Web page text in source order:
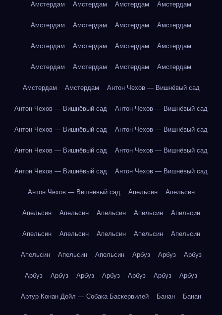
Амстердам Амстердам Амстердам Амстердам
Амстердам Амстердам Амстердам Амстердам
Амстердам Амстердам Амстердам Амстердам
Амстердам Амстердам Амстердам Амстердам
Амстердам Амстердам Антон Чехов — Вишнёвый сад
Антон Чехов — Вишнёвый сад Антон Чехов — Вишнёвый сад
Антон Чехов — Вишнёвый сад Антон Чехов — Вишнёвый сад
Антон Чехов — Вишнёвый сад Антон Чехов — Вишнёвый сад
Антон Чехов — Вишнёвый сад Антон Чехов — Вишнёвый сад
Антон Чехов — Вишнёвый сад Апельсин Апельсин
Апельсин Апельсин Апельсин Апельсин Апельсин
Апельсин Апельсин Апельсин Апельсин Апельсин
Апельсин Апельсин Апельсин Арбуз Арбуз Арбуз
Арбуз Арбуз Арбуз Арбуз Арбуз Арбуз Арбуз
Артур Конан Дойл — Собака Баскервилей Банан Банан